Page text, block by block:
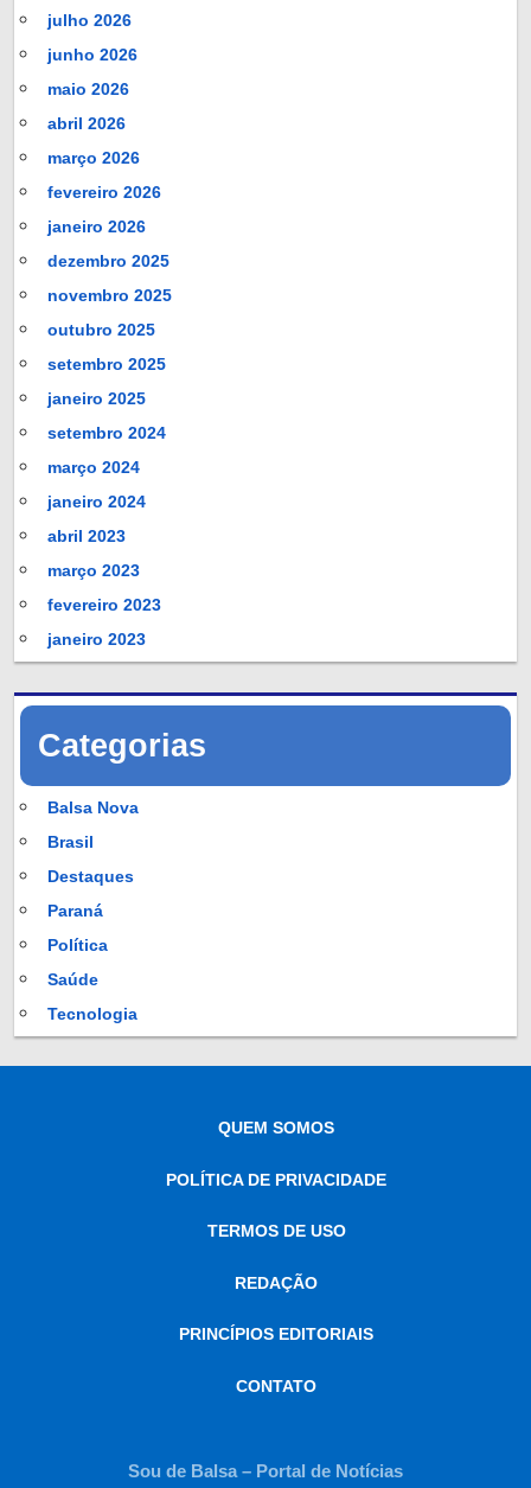
julho 2026
junho 2026
maio 2026
abril 2026
março 2026
fevereiro 2026
janeiro 2026
dezembro 2025
novembro 2025
outubro 2025
setembro 2025
janeiro 2025
setembro 2024
março 2024
janeiro 2024
abril 2023
março 2023
fevereiro 2023
janeiro 2023
Categorias
Balsa Nova
Brasil
Destaques
Paraná
Política
Saúde
Tecnologia
QUEM SOMOS
POLÍTICA DE PRIVACIDADE
TERMOS DE USO
REDAÇÃO
PRINCÍPIOS EDITORIAIS
CONTATO
Sou de Balsa – Portal de Notícias